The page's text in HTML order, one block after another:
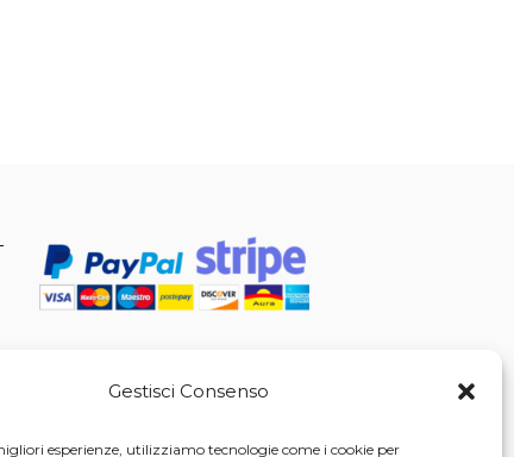
Gestisci Consenso
esperienze, utilizziamo tecnologie come i cookie per